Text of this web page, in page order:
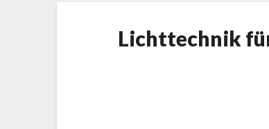
Lichttechnik